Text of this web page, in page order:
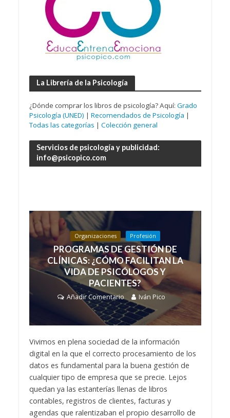
La Librería de la Psicología
¿Dónde comprar los libros de psicología? Aquí: Grado
Psicología (UNED) | Recomendados de Psicología |
Todas las categorías | Colección general
Servicios de psicología y publicidad:
info@psicopico.com
Organizaciones Profesión
PROGRAMAS DE GESTIÓN DE
CLÍNICAS: ¿CÓMO FACILITAN LA
VIDA DE PSICÓLOGOS Y
PACIENTES?
Añadir Comentario Iván Pico
Vivimos en plena sociedad de la información
digital en la que el correcto procesamiento de los
datos es fundamental para la buena gestión de
cualquier tipo de empresa que se precie. Lejos
quedan ya las estanterías llenas de libros
contables, registros de clientes, facturas y
agendas que ralentizaban el propio desarrollo de